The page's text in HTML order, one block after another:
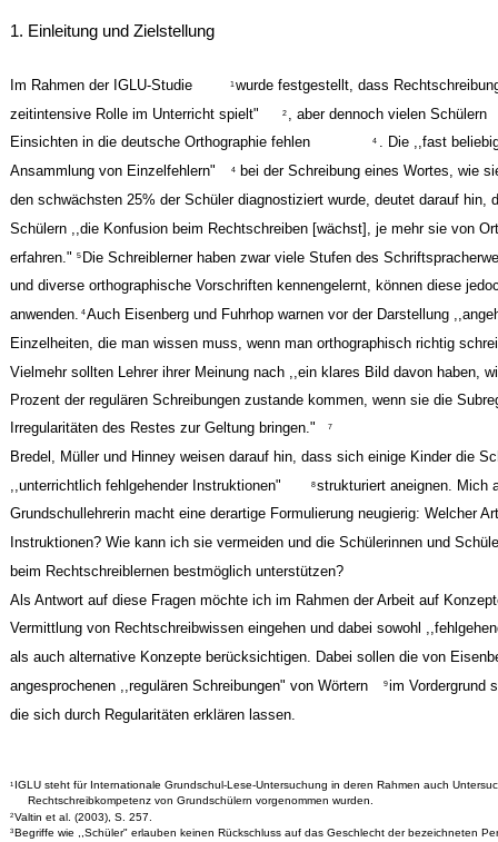
1. Einleitung und Zielstellung
Im Rahmen der IGLU-Studie 1 wurde festgestellt, dass
zeitintensive Rolle im Unterricht spielt"
2 , aber dennoch vielen Schülern
Einsichten in die deutsche Orthographie fehlen
4 . Die ,,fast
Ansammlung von Einzelfehlern"
4
bei der Schreibung eines Wortes, wie
den schwächsten 25% der Schüler diagnostiziert wurde, deutet darauf hin,
Schülern ,,die Konfusion beim Rechtschreiben [wächst], je mehr sie von
erfahren." 5 Die Schreiblerner haben zwar viele Stufen des
und diverse orthographische Vorschriften kennengelernt, können diese
anwenden.
4Auch Eisenberg und Fuhrhop warnen vor der Darstellung
Einzelheiten, die man wissen muss, wenn man orthographisch richtig
Vielmehr sollten Lehrer ihrer Meinung nach ,,ein klares Bild davon haben,
Prozent der regulären Schreibungen zustande kommen, wenn sie die
Irregularitäten des Restes zur Geltung bringen."
7
Bredel, Müller und Hinney weisen darauf hin, dass sich einige Kinder die
,,unterrichtlich fehlgehender Instruktionen"
8strukturiert aneignen. Mich
Grundschullehrerin macht eine derartige Formulierung neugierig: Welcher
Instruktionen? Wie kann ich sie vermeiden und die Schülerinnen und
beim Rechtschreiblernen bestmöglich unterstützen?
Als Antwort auf diese Fragen möchte ich im Rahmen der Arbeit auf
Vermittlung von Rechtschreibwissen eingehen und dabei sowohl
als auch alternative Konzepte berücksichtigen. Dabei sollen die von
angesprochenen ,,regulären Schreibungen" von Wörtern
9im Vordergrund
die sich durch Regularitäten erklären lassen.
1
IGLU steht für Internationale Grundschul-Lese-Untersuchung in deren Rahmen auch
Rechtschreibkompetenz von Grundschülern vorgenommen wurden.
2 Valtin et al. (2003), S. 257.
3 Begriffe wie ,,Schüler" erlauben keinen Rückschluss auf das Geschlecht der bezeichneten